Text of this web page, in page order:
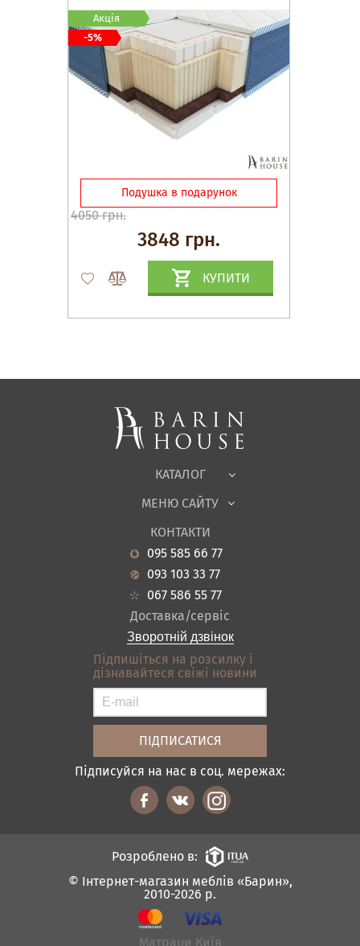
Подушка в подарунок
4050 грн.
3848 грн.
КУПИТИ
Акція
-5%
КАТАЛОГ
Спальні, Ліжка
Корпусні меблі
Офісні меблі
Садові меблі
Вітальня
Кухня
Передпокої
Ванна
Акціі
МЕНЮ САЙТУ
Про нас
Новини
Гарантія
Кредит
Оплата і доставка
Відгуки
Контакти
Карта сайту
Умови покупки
КОНТАКТИ
095 585 66 77
093 103 33 77
067 586 55 77
Доставка/сервіс
Зворотній дзвінок
Підпишіться на розсилку і
дізнавайтеся свіжі новини
Підписуйся на нас в соц. мережах:
© Інтернет-магазин меблів «Барин»,
2010-2026 р.
Розроблено в:
Матраци Київ